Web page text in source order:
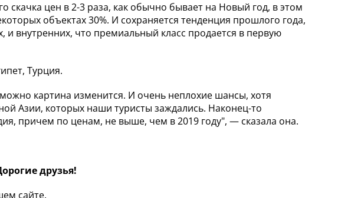
скачка цен в 2-3 раза, как обычно бывает на Новый год, в этом
объектах 30%. И сохраняется тенденция прошлого года,
и внутренних, что премиальный класс продается в первую
Турция.
картина изменится. И очень неплохие шансы, хотя
Азии, которых наши туристы заждались. Наконец-то
причем по ценам, не выше, чем в 2019 году", — сказала она.
друзья!
сайте.